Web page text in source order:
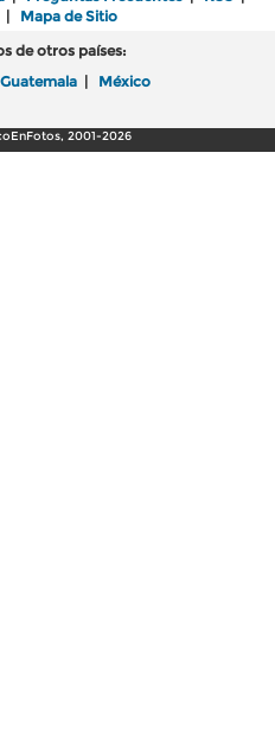
Mapa de Sitio
de otros países:
Guatemala | México
2001-2026